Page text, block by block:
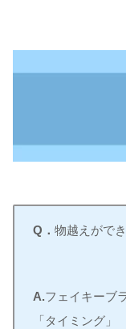
Q． 物越えがで
A.フェイキーブ
「タイミング」